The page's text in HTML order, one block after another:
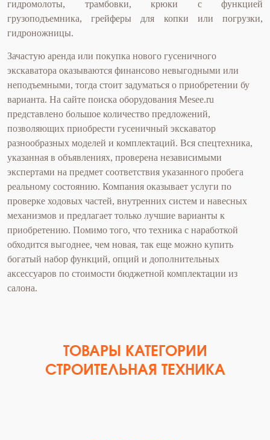
гидромолоты, трамбовки, крюки с функцией
грузоподъемника, грейферы для копки или погрузки,
гидроножницы.
Зачастую аренда или покупка нового гусеничного
экскаватора оказываются финансово невыгодными или
неподъемными, тогда стоит задуматься о приобретении бу
варианта. На сайте поиска оборудования Mesee.ru
представлено большое количество предложений,
позволяющих приобрести гусеничный экскаватор
разнообразных моделей и комплектаций. Вся спецтехника,
указанная в объявлениях, проверена независимыми
экспертами на предмет соответствия указанного пробега
реальному состоянию. Компания оказывает услуги по
проверке ходовых частей, внутренних систем и навесных
механизмов и предлагает только лучшие варианты к
приобретению. Помимо того, что техника с наработкой
обходится выгоднее, чем новая, так еще можно купить
богатый набор функций, опций и дополнительных
аксессуаров по стоимости бюджетной комплектации из
салона.
ТОВАРЫ КАТЕГОРИИ
СТРОИТЕЛЬНАЯ ТЕХНИКА